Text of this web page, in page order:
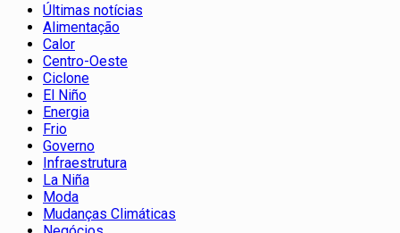
Últimas notícias
Alimentação
Calor
Centro-Oeste
Ciclone
El Niño
Energia
Frio
Governo
Infraestrutura
La Niña
Moda
Mudanças Climáticas